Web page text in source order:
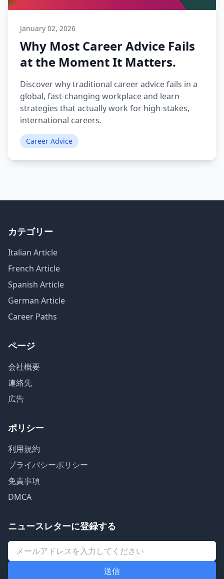
January 02, 2026
Why Most Career Advice Fails
at the Moment It Matters.
Discover why traditional career advice fails in a
global, fast-changing workplace and learn
strategies that actually work for high-stakes,
international careers.
Career Advice
カテゴリー
Italian Article
French Article
Spanish Article
German Article
Career Paths
ページ
会社概要
連絡先
広告
ポリシー
利用規約
プライバシーポリシー
免責事項
DMCA
ニュースレターに登録する